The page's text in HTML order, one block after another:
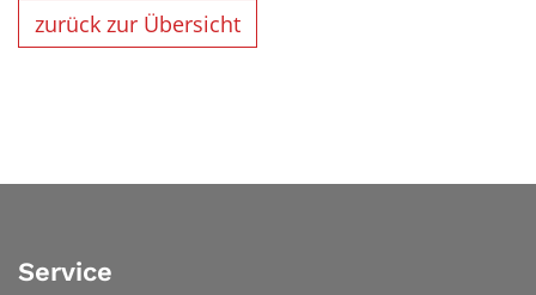
zurück zur Übersicht
Service